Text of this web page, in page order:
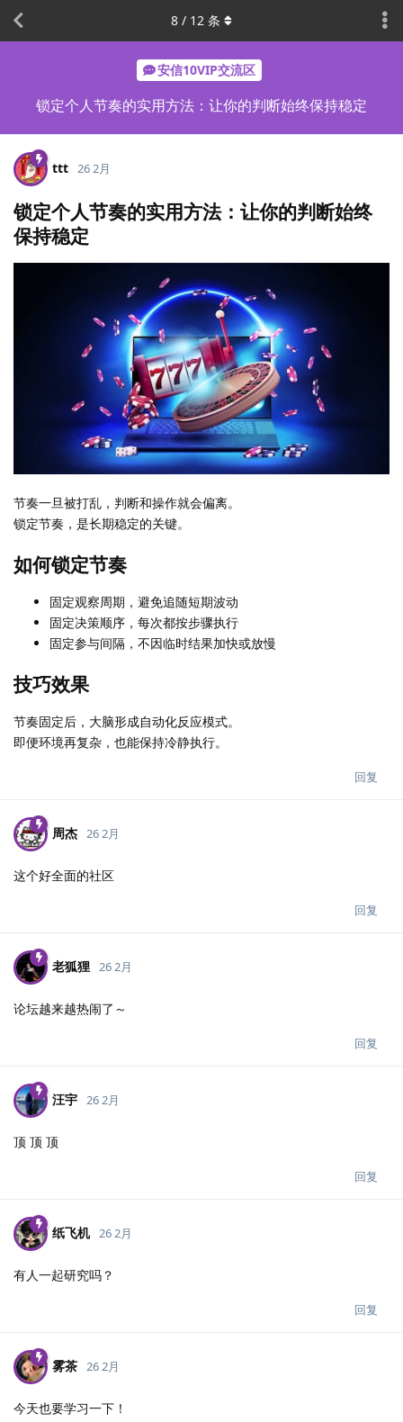
安信10VIP交流区
锁定个人节奏的实用方法：让你的判断始终保持稳定
8 / 12 条
ttt 26 2月
锁定个人节奏的实用方法：让你的判断始终
保持稳定
节奏一旦被打乱，判断和操作就会偏离。
锁定节奏，是长期稳定的关键。
如何锁定节奏
固定观察周期，避免追随短期波动
固定决策顺序，每次都按步骤执行
固定参与间隔，不因临时结果加快或放慢
技巧效果
节奏固定后，大脑形成自动化反应模式。
即便环境再复杂，也能保持冷静执行。
回复
周杰 26 2月
这个好全面的社区
回复
老狐狸 26 2月
论坛越来越热闹了～
回复
汪宇 26 2月
顶 顶 顶
回复
纸飞机 26 2月
有人一起研究吗？
回复
雾茶 26 2月
今天也要学习一下！